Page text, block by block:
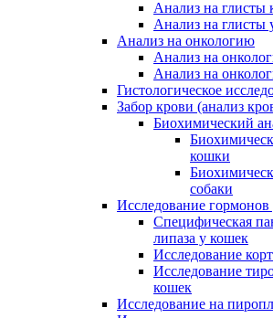
Анализ на глисты
Анализ на глисты
Анализ на онкологию
Анализ на
Анализ на
Гистологическое
Забор крови (анализ
Биохимический
кошки
собаки
Исследование
Специфическая
липаза у кошек
Исследование
Исследование
кошек
Исследование на